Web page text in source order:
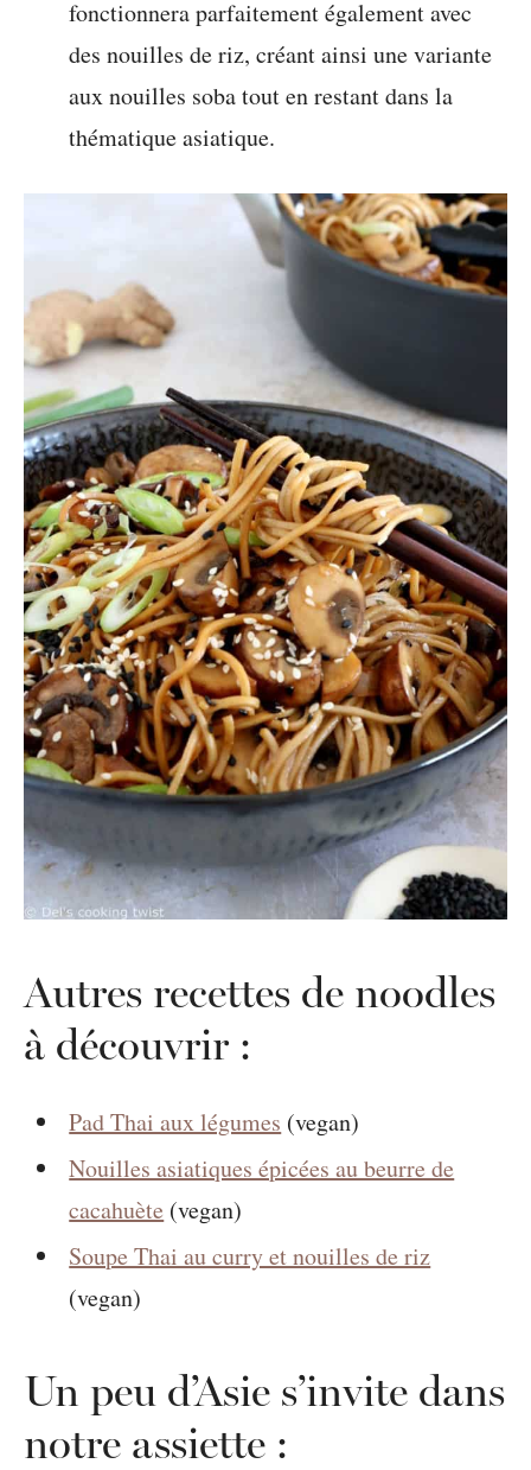
fonctionnera parfaitement également avec
des nouilles de riz, créant ainsi une variante
aux nouilles soba tout en restant dans la
thématique asiatique.
Autres recettes de noodles
à découvrir :
Pad Thai aux légumes (vegan)
Nouilles asiatiques épicées au beurre de
cacahuète (vegan)
Soupe Thai au curry et nouilles de riz
(vegan)
Un peu d’Asie s’invite dans
notre assiette :